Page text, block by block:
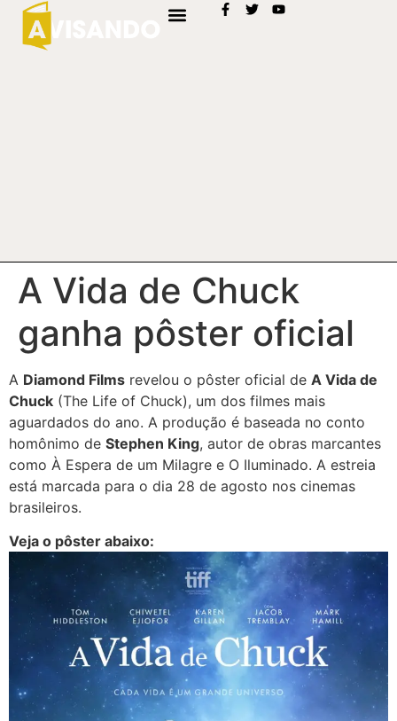
A Vida de Chuck
ganha pôster oficial
A Diamond Films revelou o pôster oficial de A Vida de
Chuck (The Life of Chuck), um dos filmes mais
aguardados do ano. A produção é baseada no conto
homônimo de Stephen King, autor de obras marcantes
como À Espera de um Milagre e O Iluminado. A estreia
está marcada para o dia 28 de agosto nos cinemas
brasileiros.
Veja o pôster abaixo: